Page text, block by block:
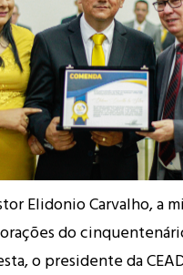
Elidonio Carvalho, a
do
o presidente da